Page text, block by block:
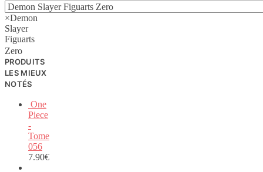
×Demon
Slayer
Figuarts
Zero
PRODUITS
LES MIEUX
NOTÉS
One
Piece
-
Tome
056
7.90€